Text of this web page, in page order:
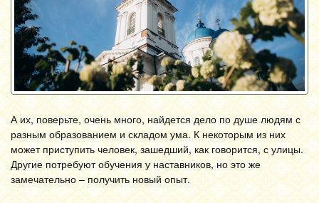
А их, поверьте, очень много, найдется дело по душе людям с
разным образованием и складом ума. К некоторым из них
может приступить человек, зашедший, как говорится, с улицы.
Другие потребуют обучения у наставников, но это же
замечательно – получить новый опыт.